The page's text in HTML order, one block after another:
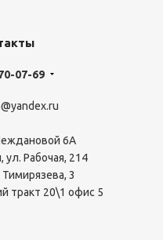
07-69
6А
ул. Рабочая, 214
3
тракт 20\1 офис 5